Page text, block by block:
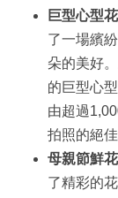
巨型心型
了一場繽
朵的美好
的巨型心
由超過
拍照的絕
母親節鮮
了精彩的